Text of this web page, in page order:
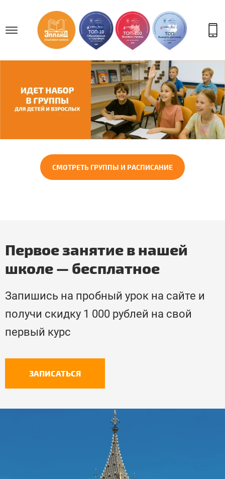
СМОТРЕТЬ ГРУППЫ И РАСПИСАНИЕ
Первое занятие в нашей
школе — бесплатное ​
Запишись на пробный урок на сайте и
получи скидку 1 000 рублей на свой
первый курс​
ЗАПИСАТЬСЯ